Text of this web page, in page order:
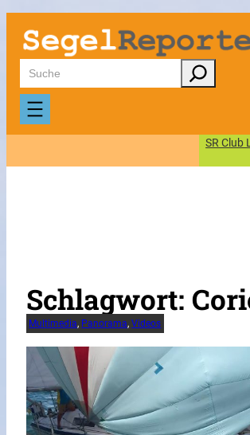
Zum
Inhalt
springen
Suchen
SR Club
Schlagwort:
Multimedia, Panorama, Videos